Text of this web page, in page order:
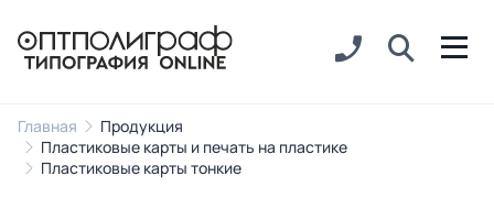
Главная
Продукция
Пластиковые карты и печать на пластике
Пластиковые карты тонкие